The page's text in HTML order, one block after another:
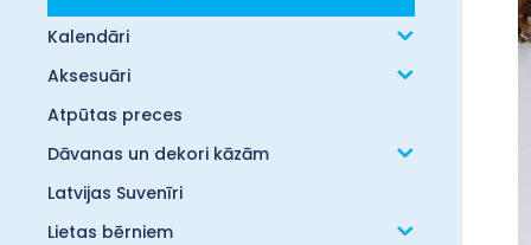
Kalendāri
Aksesuāri
Atpūtas preces
Dāvanas un dekori kāzām
Latvijas Suvenīri
Lietas bērniem